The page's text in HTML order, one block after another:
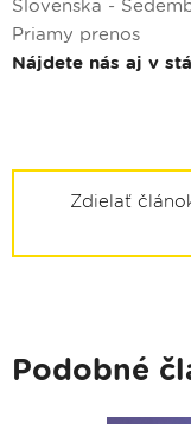
Slovenska -
Priamy prenos
Nájdete nás aj v
Zdielať
Podobné